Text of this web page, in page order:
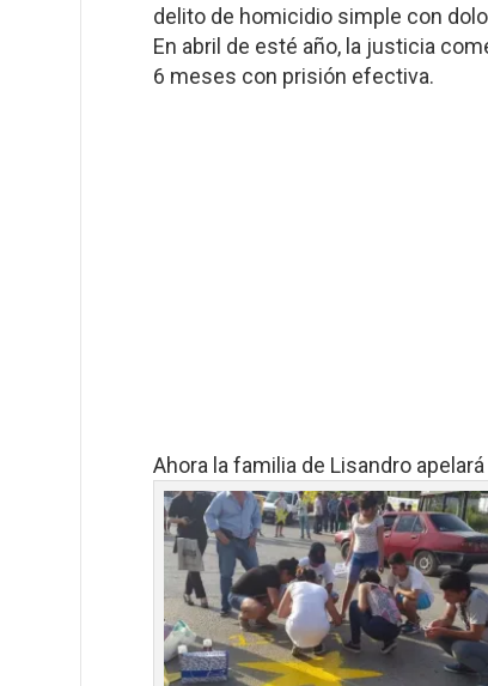
delito de homicidio simple con
En abril de esté año, la justicia
6 meses con prisión efectiva.
Ahora la familia de Lisandro